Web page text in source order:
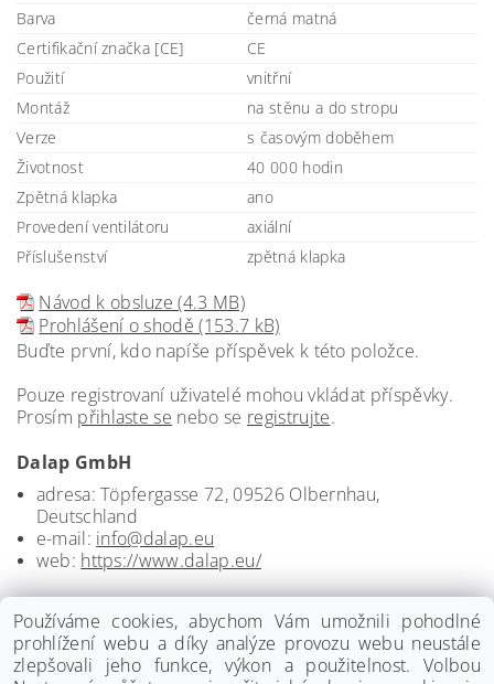
Barva
černá matná
Certifikační značka [CE]
CE
Použití
vnitřní
Montáž
na stěnu a do stropu
Verze
s časovým doběhem
Životnost
40 000 hodin
Zpětná klapka
ano
Provedení ventilátoru
axiální
Příslušenství
zpětná klapka
Návod k obsluze (4.3 MB)
Prohlášení o shodě (153.7 kB)
Buďte první, kdo napíše příspěvek k této položce.
Pouze registrovaní uživatelé mohou vkládat příspěvky.
Prosím přihlaste se nebo se registrujte.
Dalap GmbH
adresa: Töpfergasse 72, 09526 Olbernhau,
Deutschland
e-mail: info@dalap.eu
web: https://www.dalap.eu/
Používáme cookies, abychom Vám umožnili pohodlné
prohlížení webu a díky analýze provozu webu neustále
zlepšovali jeho funkce, výkon a použitelnost. Volbou